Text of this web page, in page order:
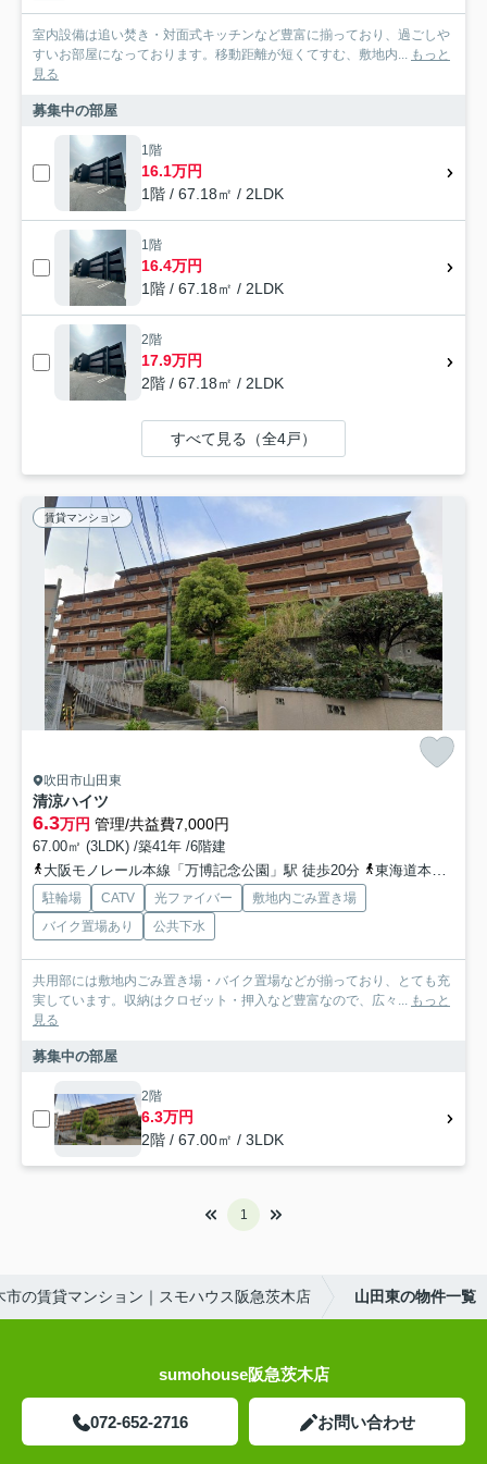
室内設備は追い焚き・対面式キッチンなど豊富に揃っており、過ごしや
すいお部屋になっております。移動距離が短くてすむ、敷地内... もっと
見る
募集中の部屋
1階
16.1万円
1階 / 67.18㎡ / 2LDK
1階
16.4万円
1階 / 67.18㎡ / 2LDK
2階
17.9万円
2階 / 67.18㎡ / 2LDK
すべて見る（全4戸）
賃貸マンション
吹田市山田東
清涼ハイツ
6.3万円 管理/共益費7,000円
67.00㎡ (3LDK) /築41年 /6階建
大阪モノレール本線「万博記念公園」駅 徒歩20分
東海道本線「千里丘」駅 徒歩20分
駐輪場 CATV 光ファイバー
敷地内ごみ置き場
バイク置場あり
公共下水
共用部には敷地内ごみ置き場・バイク置場などが揃っており、とても充
実しています。収納はクロゼット・押入など豊富なので、広々... もっと
見る
募集中の部屋
2階
6.3万円
2階 / 67.00㎡ / 3LDK
1
市の賃貸マンション｜スモハウス阪急茨木店 山田東の物件一覧
sumohouse阪急茨木店
072-652-2716 お問い合わせ